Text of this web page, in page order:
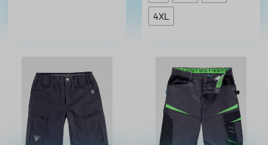
4XL